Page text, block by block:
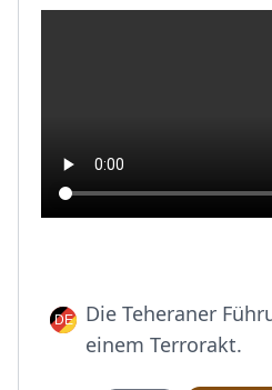
Die Teheraner
einem Terrorakt.